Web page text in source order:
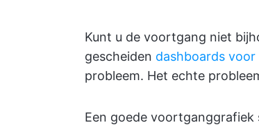
Kunt u de voortgang niet
gescheiden dashboards voor
probleem. Het echte
Een goede voortganggrafiek